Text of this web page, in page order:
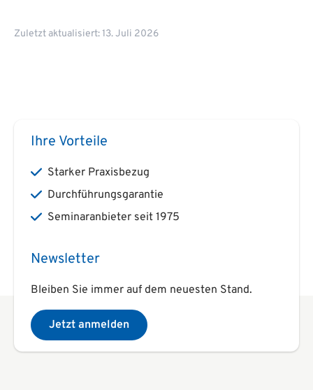
Zuletzt aktualisiert: 13. Juli 2026
Ihre Vorteile
Starker Praxisbezug
Durchführungsgarantie
Seminaranbieter seit 1975
Newsletter
Bleiben Sie immer auf dem neuesten Stand.
Jetzt anmelden